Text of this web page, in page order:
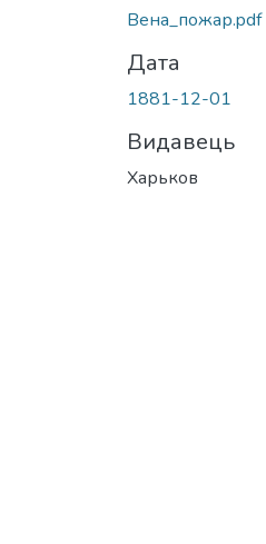
Вена_пожар.pdf
Дата
1881-12-01
Видавець
Харьков